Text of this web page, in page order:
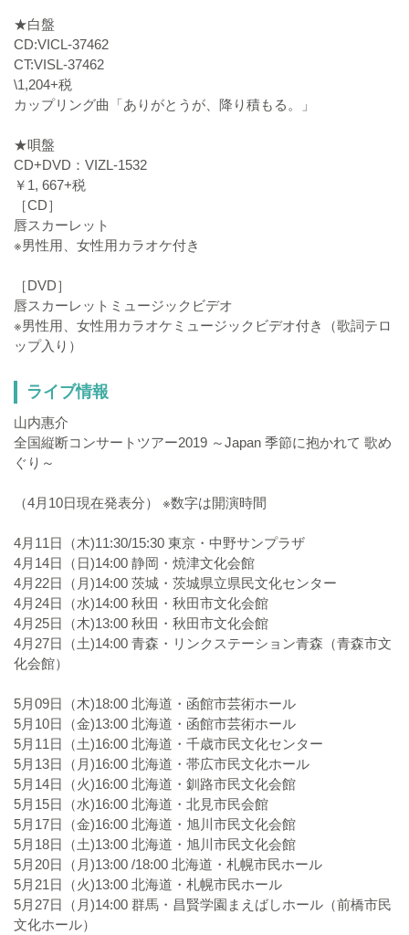
★白盤
CD:VICL-37462
CT:VISL-37462
\1,204+税
カップリング曲「ありがとうが、降り積もる。」
★唄盤
CD+DVD：VIZL-1532
￥1, 667+税
［CD］
唇スカーレット
※男性用、女性用カラオケ付き
［DVD］
唇スカーレットミュージックビデオ
※男性用、女性用カラオケミュージックビデオ付き（歌詞テロ
ップ入り）
ライブ情報
山内惠介
全国縦断コンサートツアー2019 ～Japan 季節に抱かれて 歌め
ぐり～
（4月10日現在発表分） ※数字は開演時間
4月11日（木)11:30/15:30 東京・中野サンプラザ
4月14日（日)14:00 静岡・焼津文化会館
4月22日（月)14:00 茨城・茨城県立県民文化センター
4月24日（水)14:00 秋田・秋田市文化会館
4月25日（木)13:00 秋田・秋田市文化会館
4月27日（土)14:00 青森・リンクステーション青森（青森市文
化会館）
5月09日（木)18:00 北海道・函館市芸術ホール
5月10日（金)13:00 北海道・函館市芸術ホール
5月11日（土)16:00 北海道・千歳市民文化センター
5月13日（月)16:00 北海道・帯広市民文化ホール
5月14日（火)16:00 北海道・釧路市民文化会館
5月15日（水)16:00 北海道・北見市民会館
5月17日（金)16:00 北海道・旭川市民文化会館
5月18日（土)13:00 北海道・旭川市民文化会館
5月20日（月)13:00 /18:00 北海道・札幌市民ホール
5月21日（火)13:00 北海道・札幌市民ホール
5月27日（月)14:00 群馬・昌賢学園まえばしホール（前橋市民
文化ホール）